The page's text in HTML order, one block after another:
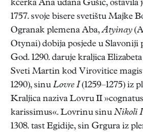
kćerka Ana udana Gušić, ostavila
1757. svoje bisere svetištu Majke
Ogranak plemena Aba,Atyinay
Otynai) dobija posjede u
God. 1290. daruje kraljica
Sveti Martin kod Virovitice
1290), sinu Lovre I (1259–1275) iz
Kraljica naziva Lovru II
karissimus«. Lovrinu sinu Nikoli I
1308. tast Egidije, sin Grgura iz